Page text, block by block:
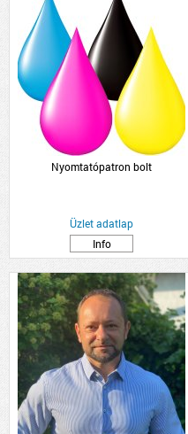
Nyomtatópatron bolt
Üzlet adatlap
Info